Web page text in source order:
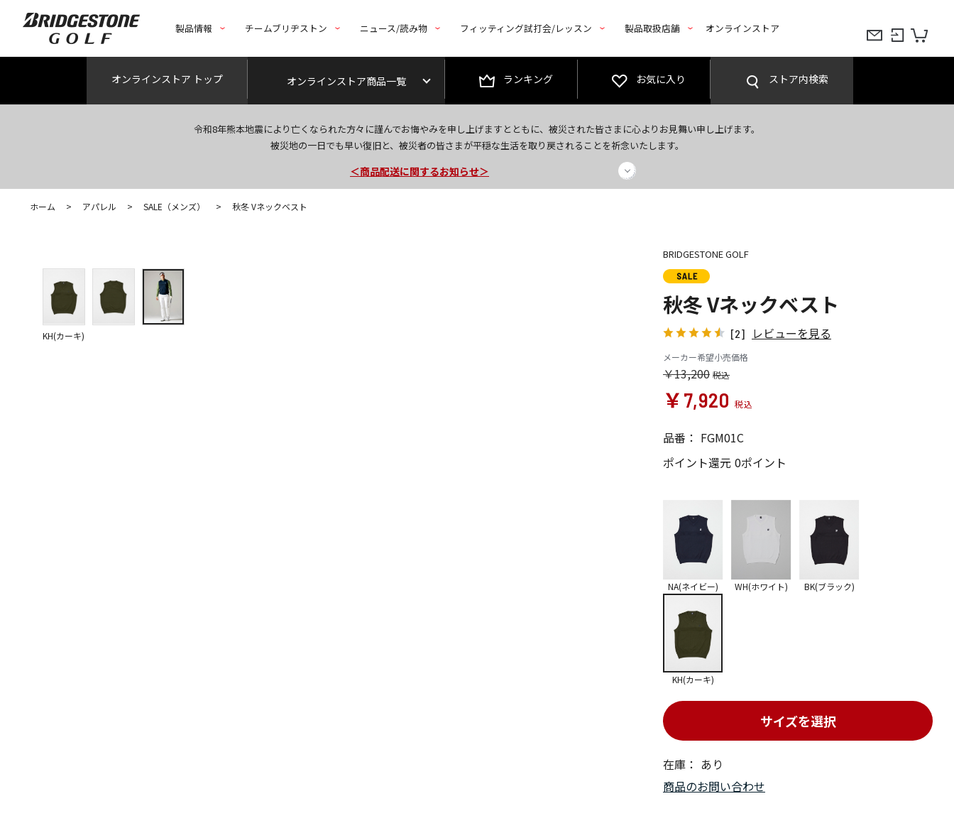
製品情報 チームブリヂストン ニュース/読み物 フィッティング試打会/レッスン 製品取扱店舗 オンラインストア
オンラインストア トップ オンラインストア商品一覧 ランキング お気に入り ストア内検索
令和8年熊本地震により亡くなられた方々に謹んでお悔やみを申し上げますとともに、被災された皆さまに心よりお見舞い申し上げます。
被災地の一日でも早い復旧と、被災者の皆さまが平穏な生活を取り戻されることを祈念いたします。
＜夏季休暇中のご注文・発送・お問い合わせ＞
今なら新規会員登録で1,000円OFFクーポンプレゼント！
＜商品配送に関するお知らせ＞
ホーム > アパレル > SALE（メンズ） > 秋冬 Vネックベスト
KH(カーキ)
BRIDGESTONE GOLF
秋冬 Vネックベスト
[2] レビューを見る
メーカー希望小売価格
￥13,200
￥7,920
品番： FGM01C
ポイント還元 0ポイント
在庫： あり
サイズを選択
NA(ネイビー) WH(ホワイト) BK(ブラック)
KH(カーキ)
商品のお問い合わせ